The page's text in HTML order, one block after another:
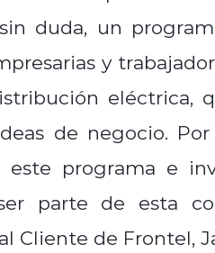
duda, un
y
eléctrica,
de negocio.
programa e
parte de esta
Cliente de Frontel,